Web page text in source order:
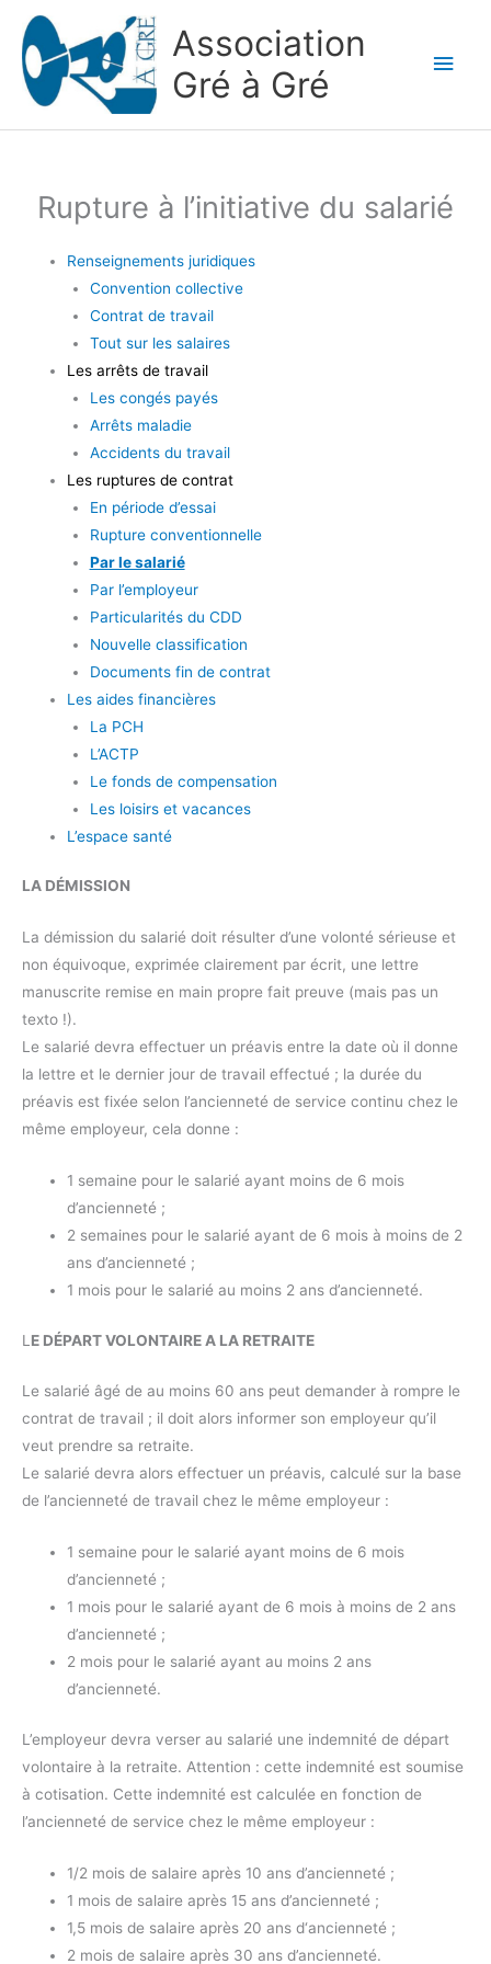
contenu
Association
Gré à Gré
Rupture à l’initiative du salarié
Renseignements juridiques
Convention collective
Contrat de travail
Tout sur les salaires
Les arrêts de travail
Les congés payés
Arrêts maladie
Accidents du travail
Les ruptures de contrat
En période d’essai
Rupture conventionnelle
Par le salarié
Par l’employeur
Particularités du CDD
Nouvelle classification
Documents fin de contrat
Les aides financières
La PCH
L’ACTP
Le fonds de compensation
Les loisirs et vacances
L’espace santé
LA DÉMISSION
La démission du salarié doit résulter d’une volonté sérieuse et
non équivoque, exprimée clairement par écrit, une lettre
manuscrite remise en main propre fait preuve (mais pas un
texto !).
Le salarié devra effectuer un préavis entre la date où il donne
la lettre et le dernier jour de travail effectué ; la durée du
préavis est fixée selon l’ancienneté de service continu chez le
même employeur, cela donne :
1 semaine pour le salarié ayant moins de 6 mois
d’ancienneté ;
2 semaines pour le salarié ayant de 6 mois à moins de 2
ans d’ancienneté ;
1 mois pour le salarié au moins 2 ans d’ancienneté.
L E DÉPART VOLONTAIRE A LA RETRAITE
Le salarié âgé de au moins 60 ans peut demander à rompre le
contrat de travail ; il doit alors informer son employeur qu’il
veut prendre sa retraite.
Le salarié devra alors effectuer un préavis, calculé sur la base
de l’ancienneté de travail chez le même employeur :
1 semaine pour le salarié ayant moins de 6 mois
d’ancienneté ;
1 mois pour le salarié ayant de 6 mois à moins de 2 ans
d’ancienneté ;
2 mois pour le salarié ayant au moins 2 ans
d’ancienneté.
L’employeur devra verser au salarié une indemnité de départ
volontaire à la retraite. Attention : cette indemnité est soumise
à cotisation. Cette indemnité est calculée en fonction de
l’ancienneté de service chez le même employeur :
1/2 mois de salaire après 10 ans d’ancienneté ;
1 mois de salaire après 15 ans d’ancienneté ;
1,5 mois de salaire après 20 ans d‘ancienneté ;
2 mois de salaire après 30 ans d’ancienneté.